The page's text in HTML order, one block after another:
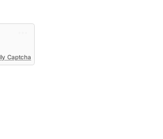
Captcha